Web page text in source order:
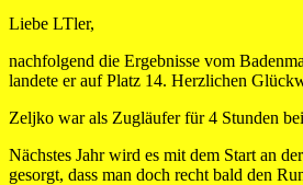
Liebe LTler,
nachfolgend die Ergebnisse vom
landete er auf Platz 14. Herzlichen
Zeljko war als Zugläufer für 4 Stunden
Nächstes Jahr wird es mit dem Start an
gesorgt, dass man doch recht bald den